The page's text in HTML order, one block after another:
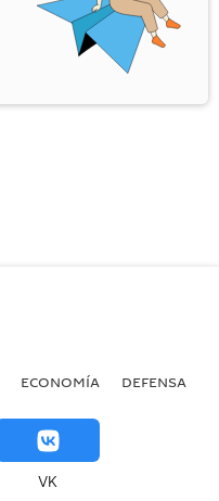
ECONOMÍA DEFENSA
VK